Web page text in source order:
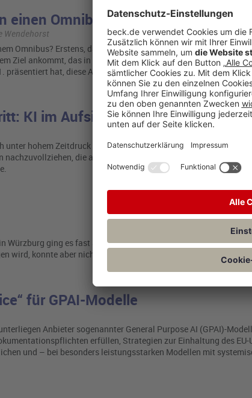
einen Omnibus
Wendehorst
Omnibus? Erstens, dass er solide gebaut ist. Zweitens, dass
Ziel ankommt, das in großen Leuchtzeichen auf seiner Anzeige
präsentiert hat, diese Anforderungen? Zum Teil.
KI im Aufsichtsrat
hohem Zeitdruck eine fundierte Meinung über wesentliche
die auf vielschichtigen Informationen beruhen,
Würzburg ging es fast ausschließlich um KI und die möglichen
wird, konnte aber nicht mal Richard Susskind sagen, obwohl er
für GPAI-Modelle
Anbieter sogenannter General Purpose AI (GPAI)-
erfüllen, Strategien zur Einhaltung des
und – bei besonders leistungsstarken Modellen mit